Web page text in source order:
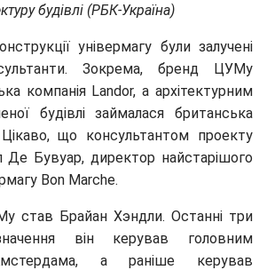
будівлі (РБК-Україна)
універмагу були залучені
Зокрема, бренд ЦУМу
компанія Landor, а архітектурним
будівлі займалася британська
що консультантом проекту
Де Бувуар, директор найстарішого
Bon Marche.
став Брайан Хэндли. Останні три
він керував головним
а раніше керував